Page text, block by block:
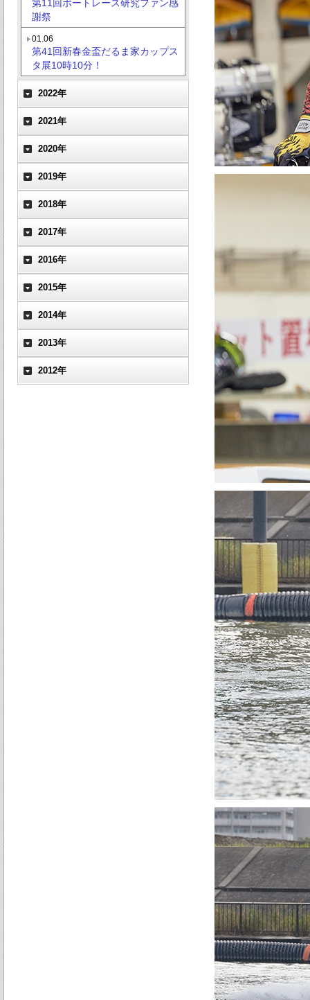
第11回ボートレース研究ファン感
謝祭
01.06
第41回新春金盃だるま家カップス
タ展10時10分！
2022年
2021年
2020年
2019年
2018年
2017年
2016年
2015年
2014年
2013年
2012年